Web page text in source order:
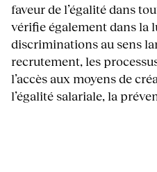
faveur de l’égalité dans
vérifie également dans la
discriminations au sens
recrutement, les
l’accès aux moyens de
l’égalité salariale, la